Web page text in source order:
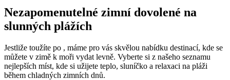
Nezapomenutelné zimní dovolené na
slunných plážích
Jestliže toužíte po‍ , máme pro ‌vás ⁢skvělou nabídku destinací, kde se​
můžete​ v zimě k moři vydat​ levně. Vyberte si ⁤z našeho seznamu
nejlepších míst, kde si užijete‌ teplo, sluníčko a relaxaci na pláži
během chladných zimních dnů.